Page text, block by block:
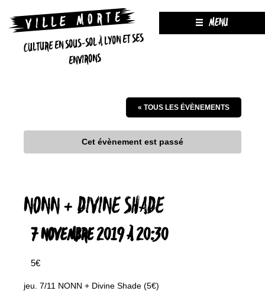
CULTURE EN SOUS-SOL À LYON ET SES
ENVIRONS
MENU
« TOUS LES ÉVÈNEMENTS
Cet évènement est passé
NONN + DIVINE SHADE
7 NOVEMBRE 2019 À 20:30
5€
jeu. 7/11 NONN + Divine Shade (5€)